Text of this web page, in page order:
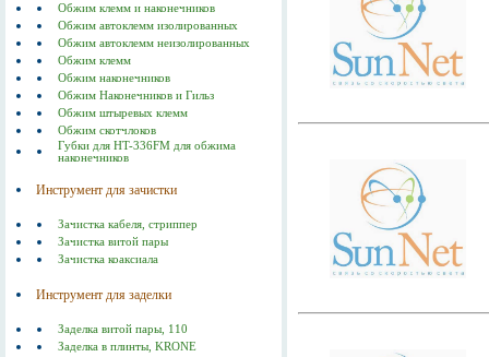
Обжим клемм и наконечников
Обжим автоклемм изолированных
Обжим автоклемм неизолированных
Обжим клемм
Обжим наконечников
Обжим Наконечников и Гильз
Обжим штыревых клемм
Обжим скотчлоков
Губки для HT-336FM для обжима
наконечников
Инструмент для зачистки
Зачистка кабеля, стриппер
Зачистка витой пары
Зачистка коаксиала
Инструмент для заделки
Заделка витой пары, 110
Заделка в плинты, KRONE